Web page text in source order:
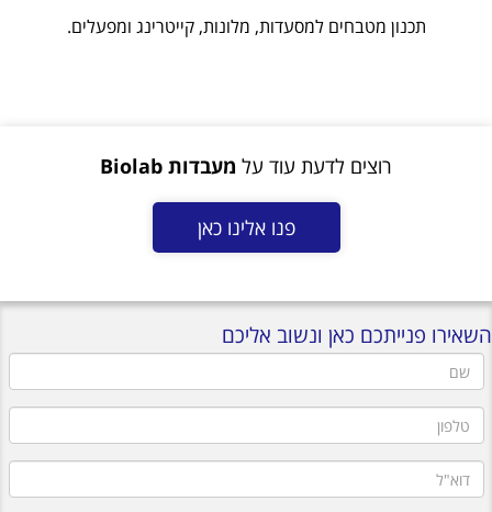
תכנון מטבחים למסעדות, מלונות, קייטרינג ומפעלים.
רוצים לדעת עוד על מעבדות Biolab
פנו אלינו כאן
השאירו פנייתכם כאן ונשוב אליכם
שם
טלפון
דוא"ל